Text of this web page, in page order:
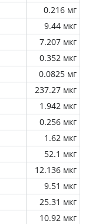
0.216 мг
9.44 мкг
7.207 мкг
0.352 мкг
0.0825 мг
237.27 мкг
1.942 мкг
0.256 мкг
1.62 мкг
52.1 мкг
12.136 мкг
9.51 мкг
25.31 мкг
10.92 мкг